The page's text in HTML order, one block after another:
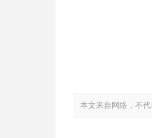
本文来自网络，不